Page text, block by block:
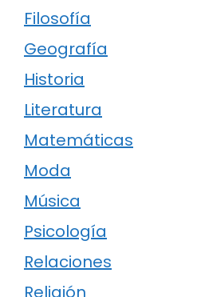
Filosofía
Geografía
Historia
Literatura
Matemáticas
Moda
Música
Psicología
Relaciones
Religión